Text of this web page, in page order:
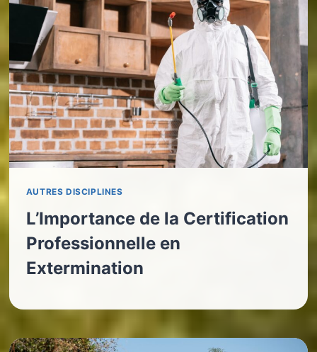
AUTRES DISCIPLINES
L’Importance de la Certification
Professionnelle en
Extermination